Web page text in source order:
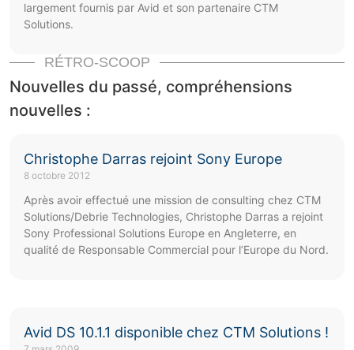
largement fournis par Avid et son partenaire CTM
Solutions.
RÉTRO-SCOOP
Nouvelles du passé, compréhensions
nouvelles :
Christophe Darras rejoint Sony Europe
8 octobre 2012
Après avoir effectué une mission de consulting chez CTM
Solutions/Debrie Technologies, Christophe Darras a rejoint
Sony Professional Solutions Europe en Angleterre, en
qualité de Responsable Commercial pour l’Europe du Nord.
Avid DS 10.1.1 disponible chez CTM Solutions !